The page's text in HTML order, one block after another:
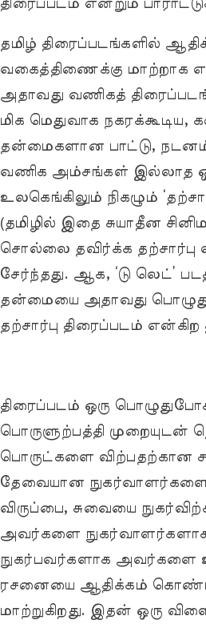
திரைப்படம் என்றும்
தமிழ் திரைப்படங்களில்
வகைத்திணைக்கு மாற்றாக
அதாவது வணிகத்
மிக மெதுவாக
தன்மைகளான பாட்டு,
வணிக அம்சங்கள் இல்லாத
உலகெங்கிலும் நிகழும்
(தமிழில் இதை சுயாதீன
சொல்லை தவிர்க்க
சேர்ந்தது. ஆக, ‘டு லெட்’
தன்மையை அதாவது
தற்சார்பு திரைப்படம்
திரைப்படம் ஒரு
பொருளுற்பத்தி முறையுடன்
பொருட்களை விற்பதற்கான
தேவையான நுகர்வாளர்களை
விருப்பை, சுவையை
அவர்களை
நுகர்பவர்களாக அவர்களை
ரசனையை ஆதிக்கம்
மாற்றுகிறது. இதன் ஒரு